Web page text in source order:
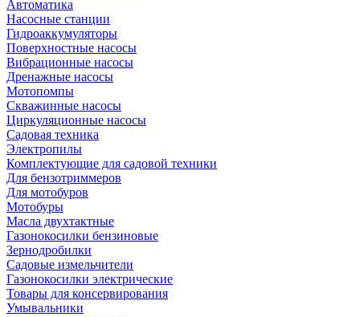
Автоматика
Насосные станции
Гидроаккумуляторы
Поверхностные насосы
Вибрационные насосы
Дренажные насосы
Мотопомпы
Скважинные насосы
Циркуляционные насосы
Садовая техника
Электропилы
Комплектующие для садовой техники
Для бензотриммеров
Для мотобуров
Мотобуры
Масла двухтактные
Газонокосилки бензиновые
Зернодробилки
Садовые измельчители
Газонокосилки электрические
Товары для консервирования
Умывальники